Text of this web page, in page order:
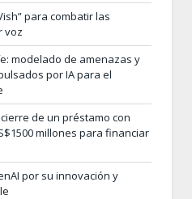
para combatir las
voz
modelado de amenazas y
por IA para el
de un préstamo con
millones para financiar
por su innovación y